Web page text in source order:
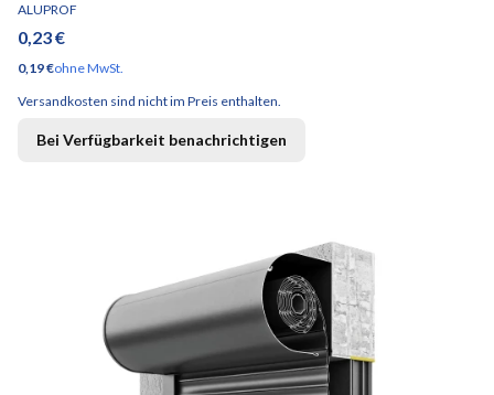
HERSTELLER
ALUPROF
Preis
0,23 €
Preis
0,19 €ohne MwSt.
Versandkosten sind nicht im Preis enthalten.
Bei Verfügbarkeit benachrichtigen